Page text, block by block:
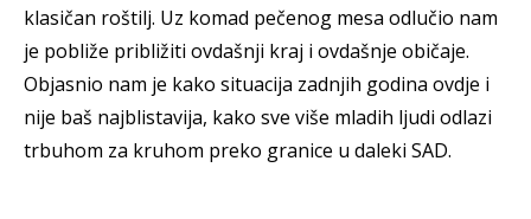
klasičan roštilj. Uz komad pečenog mesa odlučio nam
je pobliže približiti ovdašnji kraj i ovdašnje običaje.
Objasnio nam je kako situacija zadnjih godina ovdje i
nije baš najblistavija, kako sve više mladih ljudi odlazi
trbuhom za kruhom preko granice u daleki SAD.